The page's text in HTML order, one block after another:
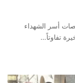
أسر الشهداء
تفاوتاً…